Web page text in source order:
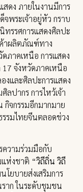
ดง ภายในงานมีการ
จพระเจ้าอยู่หัว กราบ
ทรรศการแสดงศิลปะ
าผลิตภัณฑ์ทาง
ภาคเหนือ การแสดง
จังหวัดภาคเหนือ
และศิลปะการแสดง
ลปากร การไหว้เจ้า
กิจกรรมอีกมากมาย
รมไทยจีนตลอดช่วง
ความร่วมมือกับ
ห่งชาติ “วิถีถิ่น วิถี
ยบายส่งเสริมการ
ราก ในระดับชุมชน